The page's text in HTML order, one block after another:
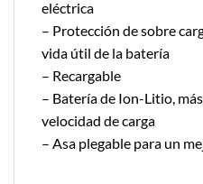
eléctrica
– Protección de sobre
vida útil de la batería
– Recargable
– Batería de Ion-Litio,
velocidad de carga
– Asa plegable para un